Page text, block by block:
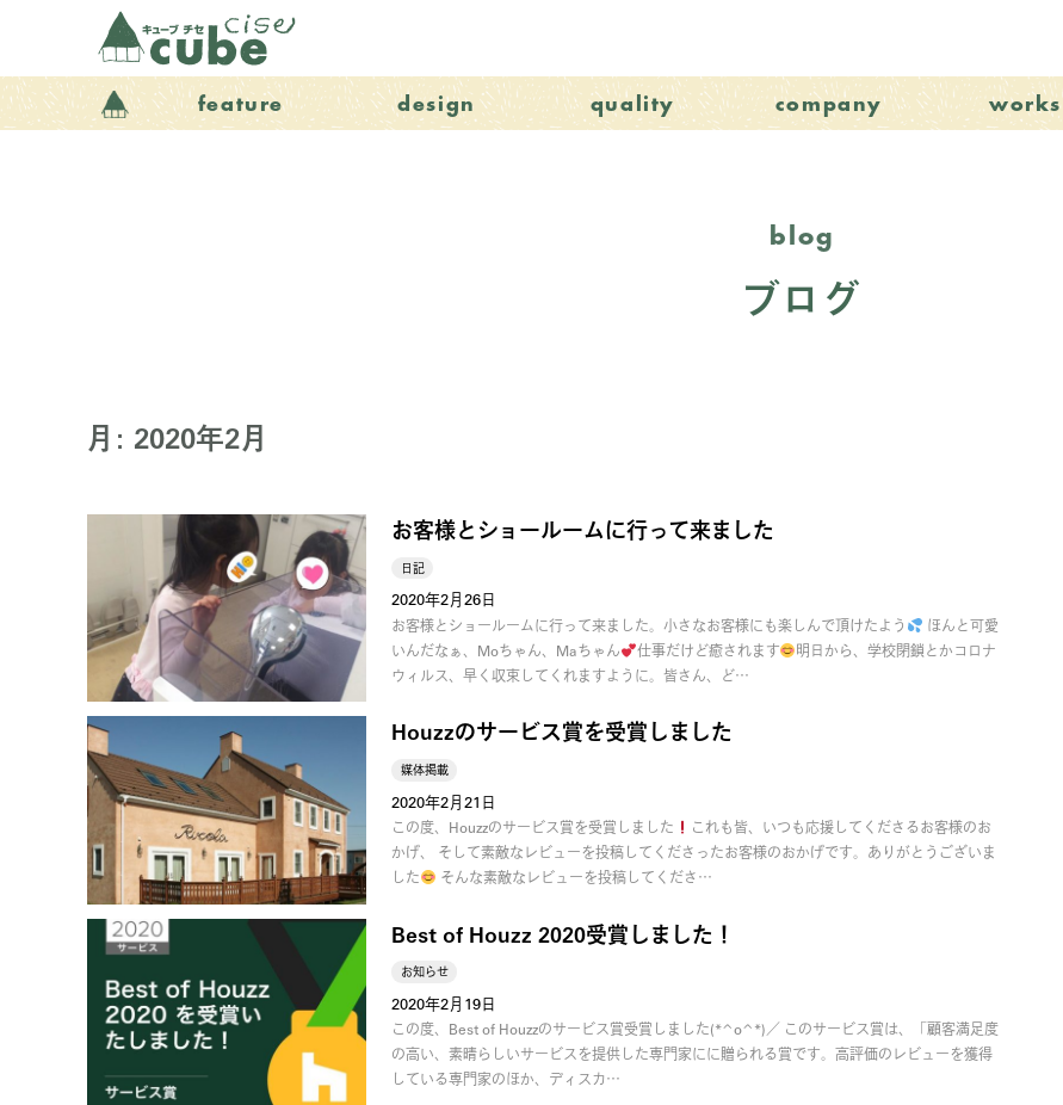
feature design quality company works
blog
ブログ
月: 2020年2月
お客様とショールームに行って来ました
日記
2020年2月26日
お客様とショールームに行って来ました。小さなお客様にも楽しんで頂けたよう
ほんと可愛
いんだなぁ、Moちゃん、Maちゃん
仕事だけど癒されます
明日から、学校閉鎖とかコロナ
ウィルス、早く収束してくれますように。皆さん、ど…
Houzzのサービス賞を受賞しました
媒体掲載
2020年2月21日
この度、Houzzのサービス賞を受賞しました
これも皆、いつも応援してくださるお客様のお
かげ、 そして素敵なレビューを投稿してくださったお客様のおかげです。ありがとうございま
した
そんな素敵なレビューを投稿してくださ…
Best of Houzz 2020受賞しました！
お知らせ
2020年2月19日
この度、Best of Houzzのサービス賞受賞しました(*^o^*)／ このサービス賞は、「顧客満足度
の高い、素晴らしいサービスを提供した専門家にに贈られる賞です。高評価のレビューを獲得
している専門家のほか、ディスカ…